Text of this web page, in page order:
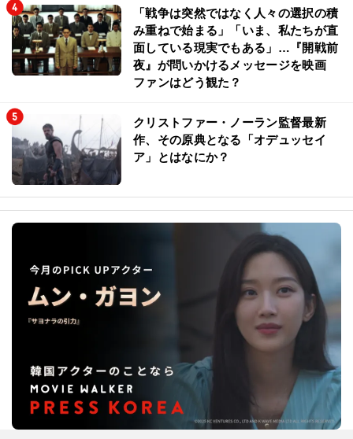
「戦争は突然ではなく人々の選択の積
み重ねで始まる」「いま、私たちが直
面している現実でもある」…『開戦前
夜』が問いかけるメッセージを映画
ファンはどう観た？
クリストファー・ノーラン監督最新
作、その原典となる「オデュッセイ
ア」とはなにか？